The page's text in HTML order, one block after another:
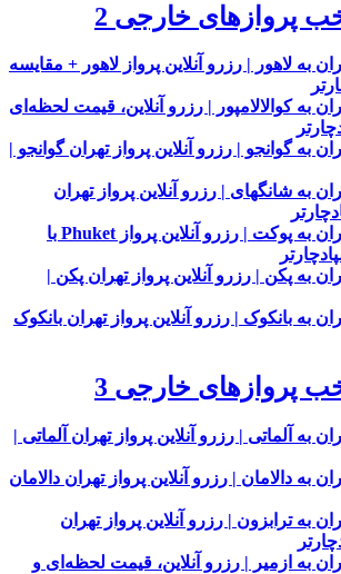
پروازهای خارجی 2
به لاهور | رزرو آنلاین پرواز لاهور + مقایسه
به کوالالامپور | رزرو آنلاین، قیمت لحظه‌ای
به گوانجو | رزرو آنلاین پرواز تهران گوانجو |
به شانگهای | رزرو آنلاین پرواز تهران
بلیط هواپیما تهران به پوکت | رزرو آنلاین پرواز Phuket با
به پکن | رزرو آنلاین پرواز تهران پکن |
به بانکوک | رزرو آنلاین پرواز تهران بانکوک
پروازهای خارجی 3
به آلماتی | رزرو آنلاین پرواز تهران آلماتی |
به دالامان | رزرو آنلاین پرواز تهران دالامان
به ترابزون | رزرو آنلاین پرواز تهران
به ازمیر | رزرو آنلاین، قیمت لحظه‌ای و